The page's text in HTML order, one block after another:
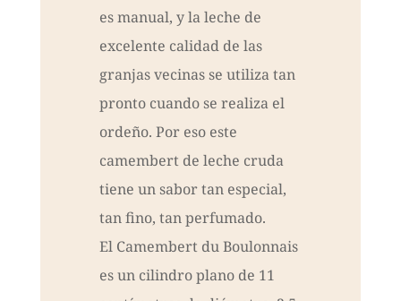
es manual, y la leche de
excelente calidad de las
granjas vecinas se utiliza tan
pronto cuando se realiza el
ordeño. Por eso este
camembert de leche cruda
tiene un sabor tan especial,
tan fino, tan perfumado.
El Camembert du Boulonnais
es un cilindro plano de 11